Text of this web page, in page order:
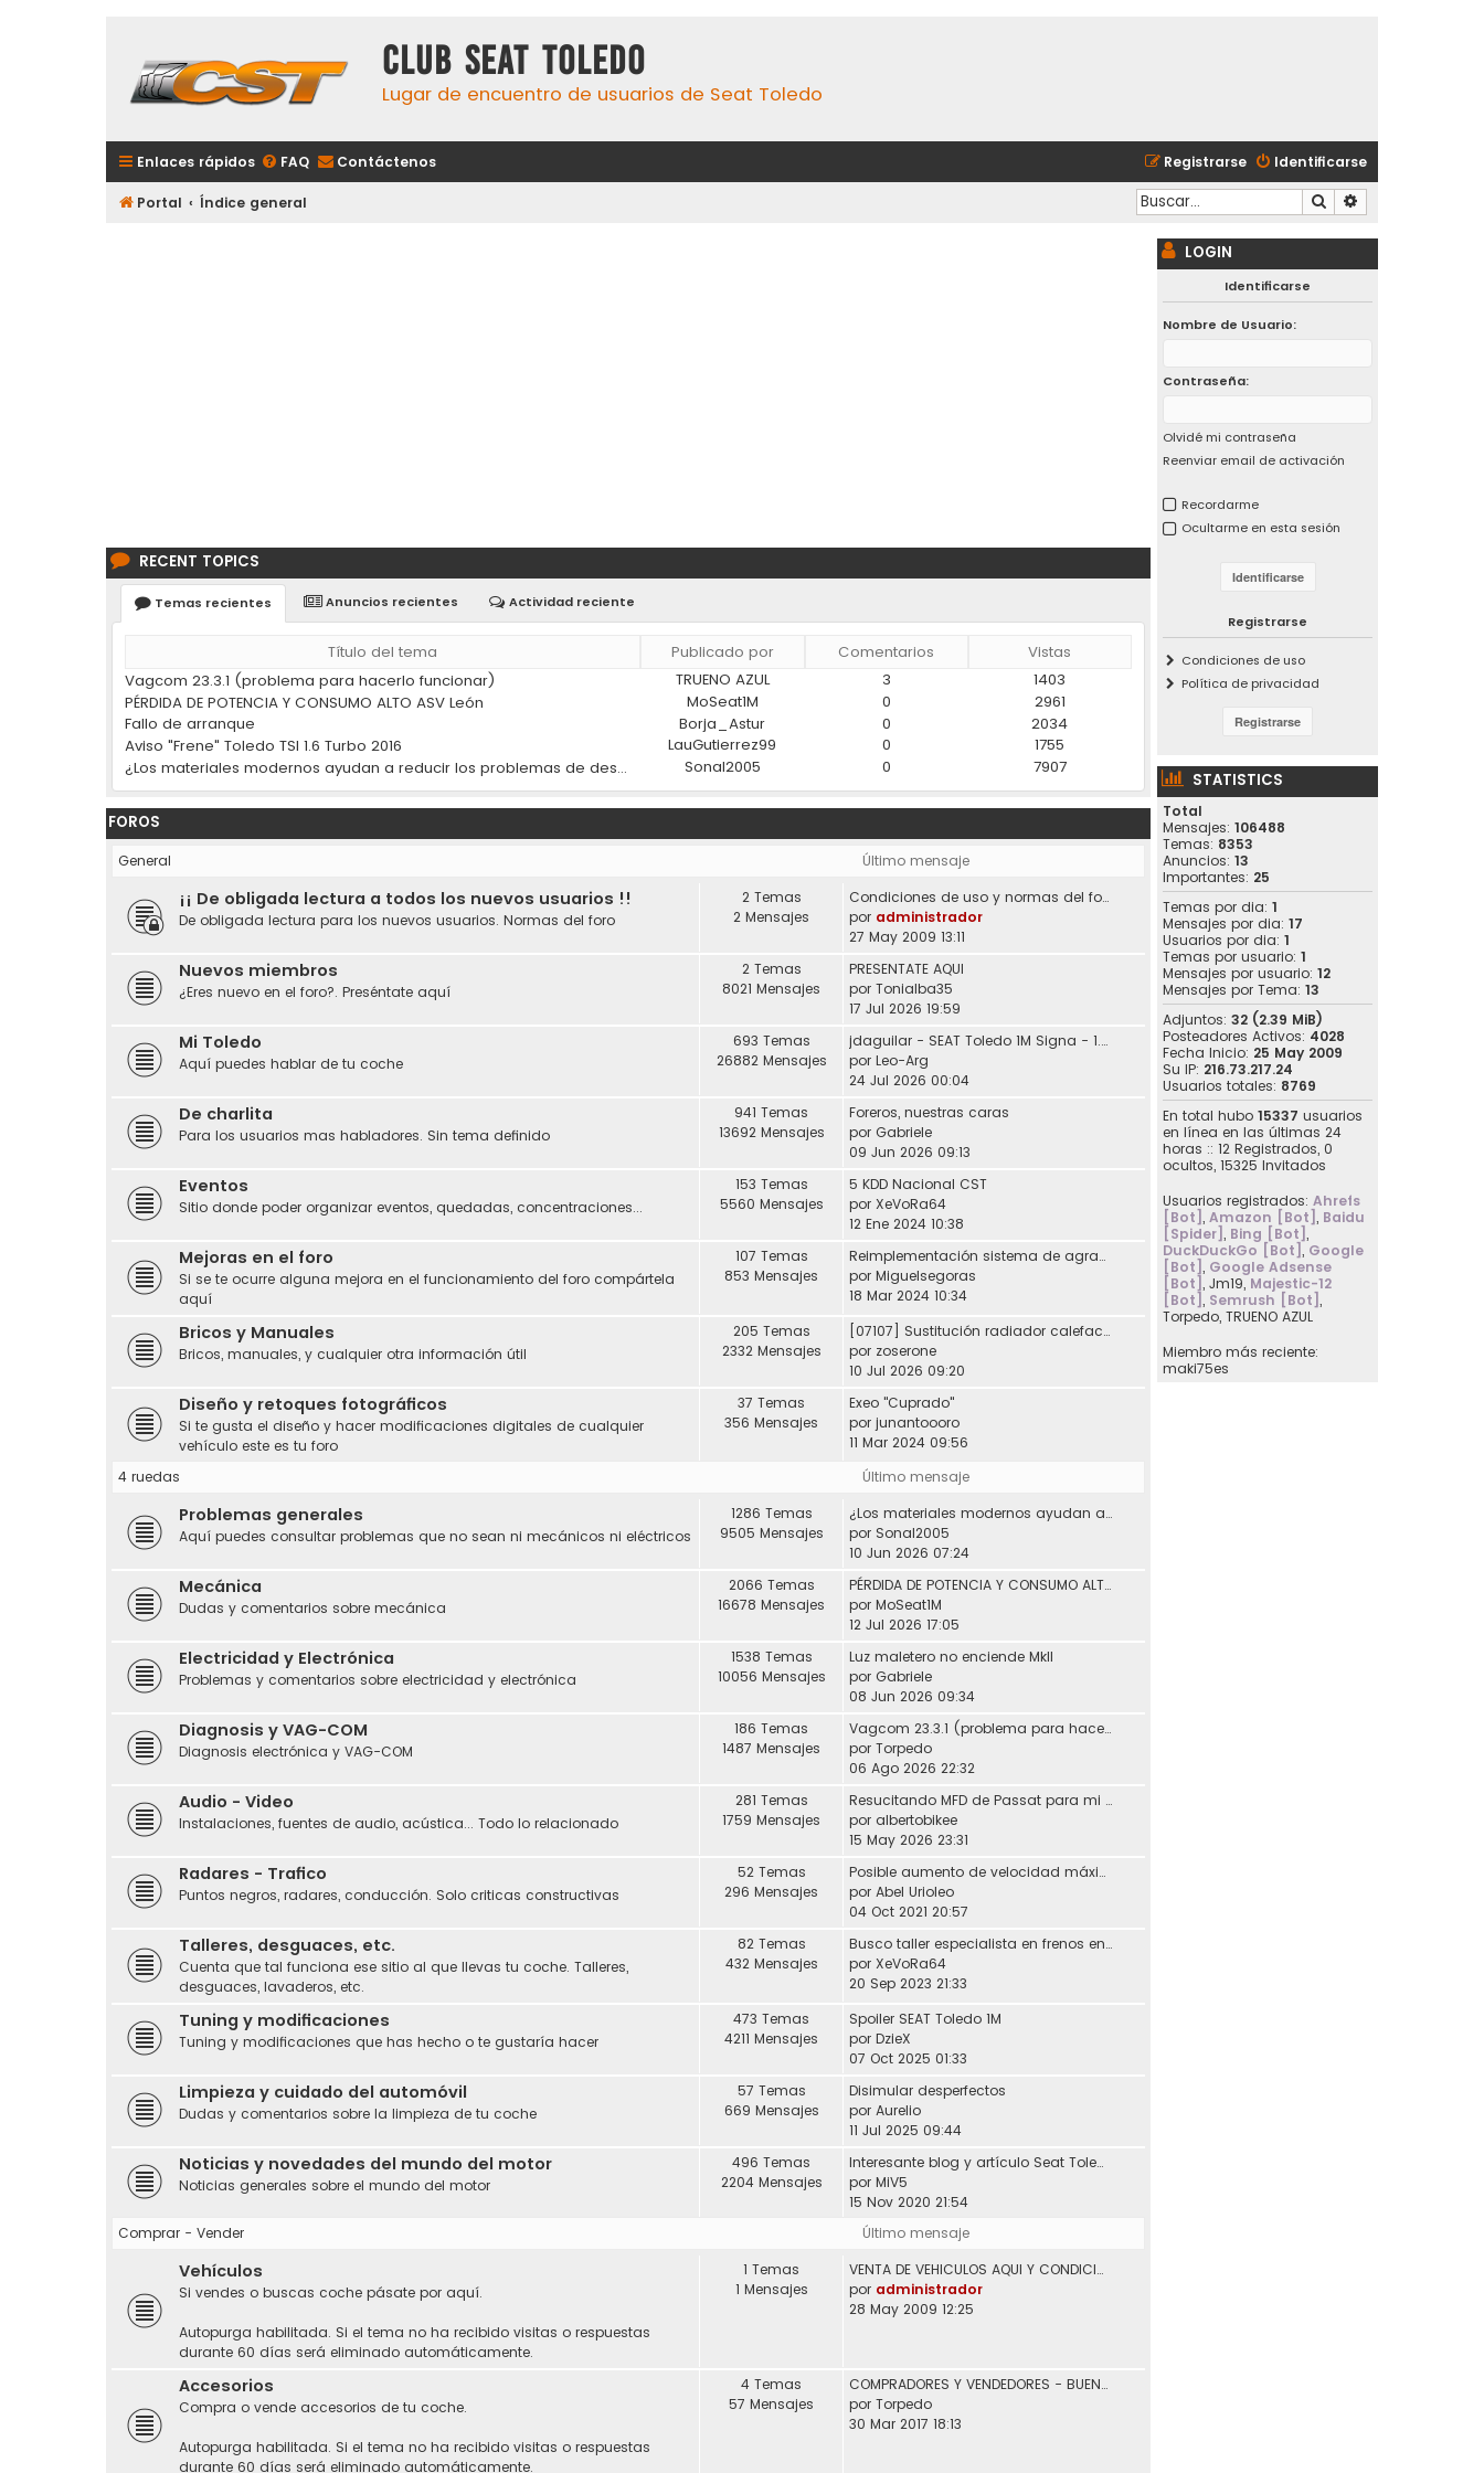
Club Seat Toledo
Lugar de encuentro de usuarios de Seat Toledo
Enlaces rápidos FAQ Contáctenos Identificarse
Registrarse
Portal Índice general Buscar
RECENT TOPICS
Temas recientes Anuncios recientes Actividad reciente
Título del tema Publicado por Comentarios
Vistas
Vagcom 23.3.1 (problema para hacerlo funcionar)
TRUENO AZUL 3
1403
PÉRDIDA DE POTENCIA Y CONSUMO ALTO ASV León
MoSeat1M 0
2961
Fallo de arranque
Borja_Astur 0
2034
Aviso "Frene" Toledo TSI 1.6 Turbo 2016
LauGutierrez99 0
1755
¿Los materiales modernos ayudan a reducir los problemas de desgaste en los coches?
Sonal2005 0 7907
FOROS
Último mensaje
General
¡¡ De obligada lectura a todos los nuevos usuarios !!
De obligada lectura para los nuevos usuarios. Normas del foro
2 Temas
2 Mensajes
Condiciones de uso y normas del foro.
por administrador
27 May 2009 13:11
Nuevos miembros
¿Eres nuevo en el foro?. Preséntate aquí
2 Temas
8021 Mensajes
PRESENTATE AQUI
por Tonialba35
17 Jul 2026 19:59
Mi Toledo
Aquí puedes hablar de tu coche
693 Temas
26882 Mensajes
jdaguilar - SEAT Toledo 1M Signa - 1.8 20V 125CV Automático - 10/2001
por Leo-Arg
24 Jul 2026 00:04
De charlita
Para los usuarios mas habladores. Sin tema definido
941 Temas
13692 Mensajes
Foreros, nuestras caras
por Gabriele
09 Jun 2026 09:13
Eventos
Sitio donde poder organizar eventos, quedadas, concentraciones...
153 Temas
5560 Mensajes
5 KDD Nacional CST
por XeVoRa64
12 Ene 2024 10:38
Mejoras en el foro
Si se te ocurre alguna mejora en el funcionamiento del foro compártela
aquí
107 Temas
853 Mensajes
Reimplementación sistema de agradecimiento en los posts
por Miguelsegoras
18 Mar 2024 10:34
Bricos y Manuales
Bricos, manuales, y cualquier otra información útil
205 Temas
2332 Mensajes
[07107] Sustitución radiador calefacción Seat Toledo I
por zoserone
10 Jul 2026 09:20
Diseño y retoques fotográficos
Si te gusta el diseño y hacer modificaciones digitales de cualquier
vehículo este es tu foro
37 Temas
356 Mensajes
Exeo "Cuprado"
por junantoooro
11 Mar 2024 09:56
Último mensaje
4 ruedas
Problemas generales
Aquí puedes consultar problemas que no sean ni mecánicos ni eléctricos
1286 Temas
9505 Mensajes
¿Los materiales modernos ayudan a reducir los problemas de desgaste en los coches?
por Sonal2005
10 Jun 2026 07:24
Mecánica
Dudas y comentarios sobre mecánica
2066 Temas
16678 Mensajes
PÉRDIDA DE POTENCIA Y CONSUMO ALTO ASV León
por MoSeat1M
12 Jul 2026 17:05
Electricidad y Electrónica
Problemas y comentarios sobre electricidad y electrónica
1538 Temas
10056 Mensajes
Luz maletero no enciende MkII
por Gabriele
08 Jun 2026 09:34
Diagnosis y VAG-COM
Diagnosis electrónica y VAG-COM
186 Temas
1487 Mensajes
Vagcom 23.3.1 (problema para hacerlo funcionar)
por Torpedo
06 Ago 2026 22:32
Audio - Video
Instalaciones, fuentes de audio, acústica... Todo lo relacionado
281 Temas
1759 Mensajes
Resucitando MFD de Passat para mi Toledo + Petición ayuda idioma (CD DX)
por albertobikee
15 May 2026 23:31
Radares - Trafico
Puntos negros, radares, conducción. Solo criticas constructivas
52 Temas
296 Mensajes
Posible aumento de velocidad máxima en autovías
por Abel Urioleo
04 Oct 2021 20:57
Talleres, desguaces, etc.
Cuenta que tal funciona ese sitio al que llevas tu coche. Talleres,
desguaces, lavaderos, etc.
82 Temas
432 Mensajes
Busco taller especialista en frenos en Madrid
por XeVoRa64
20 Sep 2023 21:33
Tuning y modificaciones
Tuning y modificaciones que has hecho o te gustaría hacer
473 Temas
4211 Mensajes
Spoiler SEAT Toledo 1M
por DzieX
07 Oct 2025 01:33
Limpieza y cuidado del automóvil
Dudas y comentarios sobre la limpieza de tu coche
57 Temas
669 Mensajes
Disimular desperfectos
por Aurelio
11 Jul 2025 09:44
Noticias y novedades del mundo del motor
Noticias generales sobre el mundo del motor
496 Temas
2204 Mensajes
Interesante blog y artículo Seat Toledo 1L
por MiV5
15 Nov 2020 21:54
Último mensaje
Comprar - Vender
Vehículos
Si vendes o buscas coche pásate por aquí.
Autopurga habilitada. Si el tema no ha recibido visitas o respuestas
durante 60 días será eliminado automáticamente.
1 Temas
1 Mensajes
VENTA DE VEHICULOS AQUI Y CONDICIONES DE USO.
por administrador
28 May 2009 12:25
Accesorios
Compra o vende accesorios de tu coche.
Autopurga habilitada. Si el tema no ha recibido visitas o respuestas
durante 60 días será eliminado automáticamente.
4 Temas
57 Mensajes
COMPRADORES Y VENDEDORES - BUENOS Y MALOS
por Torpedo
30 Mar 2017 18:13
LOGIN
Identificarse
Nombre de Usuario:
Contraseña:
Olvidé mi contraseña
Reenviar email de activación
Recordarme
Ocultarme en esta sesión
Registrarse
Condiciones de uso
Política de privacidad
STATISTICS
Total
Mensajes: 106488
Temas: 8353
Anuncios: 13
Importantes: 25
Temas por dia: 1
Mensajes por dia: 17
Usuarios por dia: 1
Temas por usuario: 1
Mensajes por usuario: 12
Mensajes por Tema: 13
Adjuntos: 32 (2.39 MiB)
Posteadores Activos: 4028
Fecha Inicio: 25 May 2009
Su IP: 216.73.217.24
Usuarios totales: 8769
En total hubo 15337 usuarios
en línea en las últimas 24
horas :: 12 Registrados, 0
ocultos, 15325 Invitados
Usuarios registrados: Ahrefs
[Bot], Amazon [Bot], Baidu
[Spider], Bing [Bot],
DuckDuckGo [Bot], Google
[Bot], Google Adsense
[Bot], Jm19, Majestic-12
[Bot], Semrush [Bot],
Torpedo, TRUENO AZUL
Miembro más reciente:
maki75es